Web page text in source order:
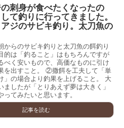
刺身が食べたくなったの
て釣りに行ってきました。
ジのサビキ釣り。太刀魚の
からのサビキ釣りと太刀魚の餌釣り
的は「釣ること」はもちろんですが
く安いもので、高価なものに引け
を出すこと。 ②撒餌を工夫して「単
」の場合より釣果を上げること。 大
ましたが「とりあえず夢は大きく」
ってみたいと思います。
記事を読む